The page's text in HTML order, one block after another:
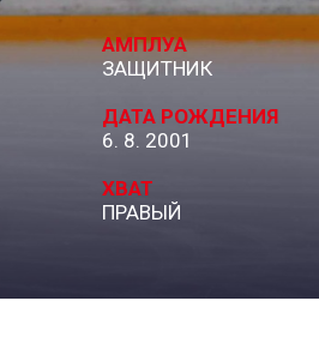
АМПЛУА
ЗАЩИТНИК
ДАТА РОЖДЕНИЯ
6. 8. 2001
ХВАТ
ПРАВЫЙ